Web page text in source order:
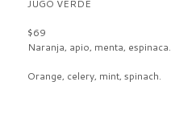
JUGO VERDE
$69
Naranja, apio, menta, espinaca.
Orange, celery, mint, spinach.